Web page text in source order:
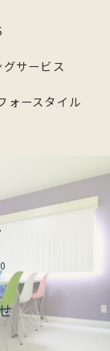
サービス
ォースタイル